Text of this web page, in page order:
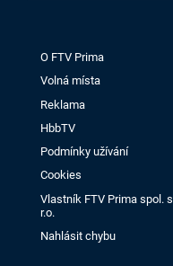
O FTV Prima
Volná místa
Reklama
HbbTV
Podmínky užívání
Cookies
Vlastník FTV Prima spol. s
r.o.
Nahlásit chybu